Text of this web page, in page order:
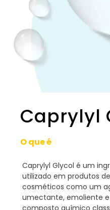
Caprylyl
O que é
Caprylyl Glycol é um
utilizado em produtos
cosméticos como um
umectante, emoliente